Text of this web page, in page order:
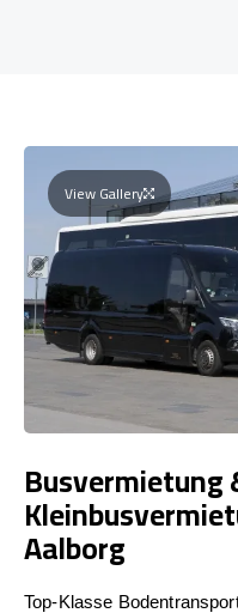
View Gallery
Busvermietung
Aalborg
Top-Klasse